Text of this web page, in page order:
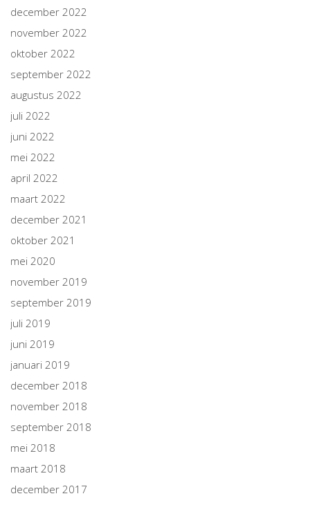
december 2022
november 2022
oktober 2022
september 2022
augustus 2022
juli 2022
juni 2022
mei 2022
april 2022
maart 2022
december 2021
oktober 2021
mei 2020
november 2019
september 2019
juli 2019
juni 2019
januari 2019
december 2018
november 2018
september 2018
mei 2018
maart 2018
december 2017